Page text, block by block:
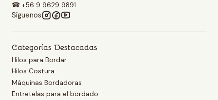
☎ +56 9 9629 9891
Síguenos
Categorías Destacadas
Hilos para Bordar
Hilos Costura
Máquinas Bordadoras
Entretelas para el bordado